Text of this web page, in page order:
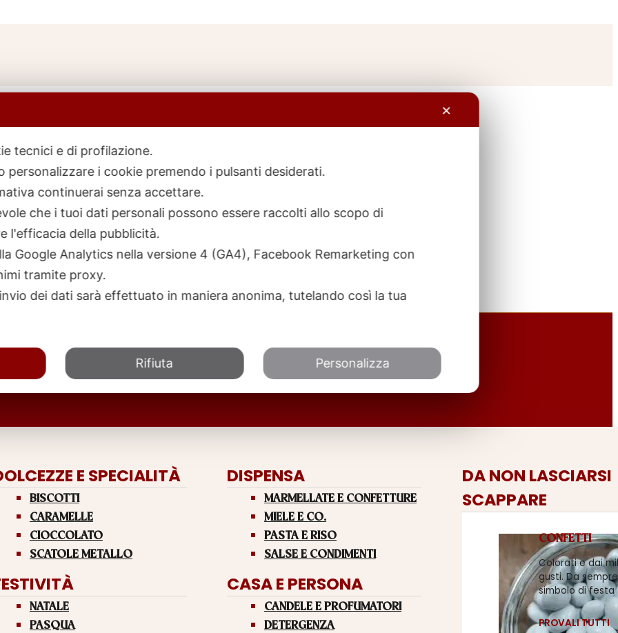
E SPECIALITÀ
BISCOTTI
CARAMELLE
CIOCCOLATO
SCATOLE METALLO
NATALE
PASQUA
DISPENSA
MARMELLATE E CONFETTURE
MIELE E CO.
PASTA E RISO
SALSE E CONDIMENTI
CASA E PERSONA
CANDELE E PROFUMATORI
DETERGENZA
DA NON LASCIARSI
SCAPPARE
CONFETTI
Colorati e dai
gusti. Da sempre
simbolo di festa
PROVALI TUTTI
✕
tecnici e di profilazione.
personalizzare i cookie premendo i pulsanti desiderati.
continuerai senza accettare.
che i tuoi dati personali possono essere raccolti allo scopo di
l'efficacia della pubblicità.
Google Analytics nella versione 4 (GA4), Facebook Remarketing con
tramite proxy.
dei dati sarà effettuato in maniera anonima, tutelando così la tua
Rifiuta Personalizza